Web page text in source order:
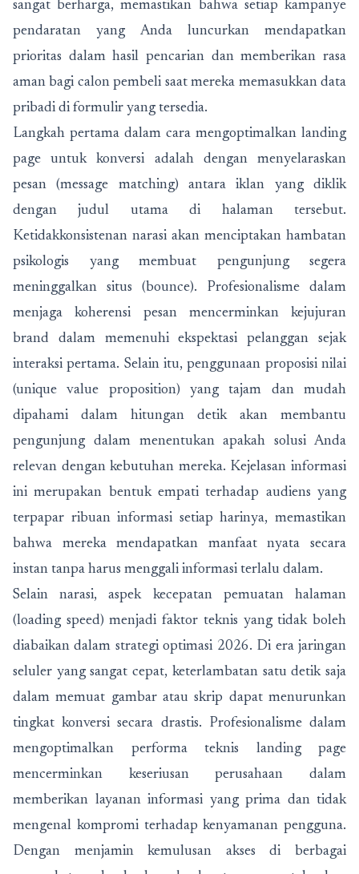
sangat berharga, memastikan bahwa setiap kampanye
pendaratan yang Anda luncurkan mendapatkan
prioritas dalam hasil pencarian dan memberikan rasa
aman bagi calon pembeli saat mereka memasukkan data
pribadi di formulir yang tersedia.
Langkah pertama dalam cara mengoptimalkan landing
page untuk konversi adalah dengan menyelaraskan
pesan (message matching) antara iklan yang diklik
dengan judul utama di halaman tersebut.
Ketidakkonsistenan narasi akan menciptakan hambatan
psikologis yang membuat pengunjung segera
meninggalkan situs (bounce). Profesionalisme dalam
menjaga koherensi pesan mencerminkan kejujuran
brand dalam memenuhi ekspektasi pelanggan sejak
interaksi pertama. Selain itu, penggunaan proposisi nilai
(unique value proposition) yang tajam dan mudah
dipahami dalam hitungan detik akan membantu
pengunjung dalam menentukan apakah solusi Anda
relevan dengan kebutuhan mereka. Kejelasan informasi
ini merupakan bentuk empati terhadap audiens yang
terpapar ribuan informasi setiap harinya, memastikan
bahwa mereka mendapatkan manfaat nyata secara
instan tanpa harus menggali informasi terlalu dalam.
Selain narasi, aspek kecepatan pemuatan halaman
(loading speed) menjadi faktor teknis yang tidak boleh
diabaikan dalam strategi optimasi 2026. Di era jaringan
seluler yang sangat cepat, keterlambatan satu detik saja
dalam memuat gambar atau skrip dapat menurunkan
tingkat konversi secara drastis. Profesionalisme dalam
mengoptimalkan performa teknis landing page
mencerminkan keseriusan perusahaan dalam
memberikan layanan informasi yang prima dan tidak
mengenal kompromi terhadap kenyamanan pengguna.
Dengan menjamin kemulusan akses di berbagai